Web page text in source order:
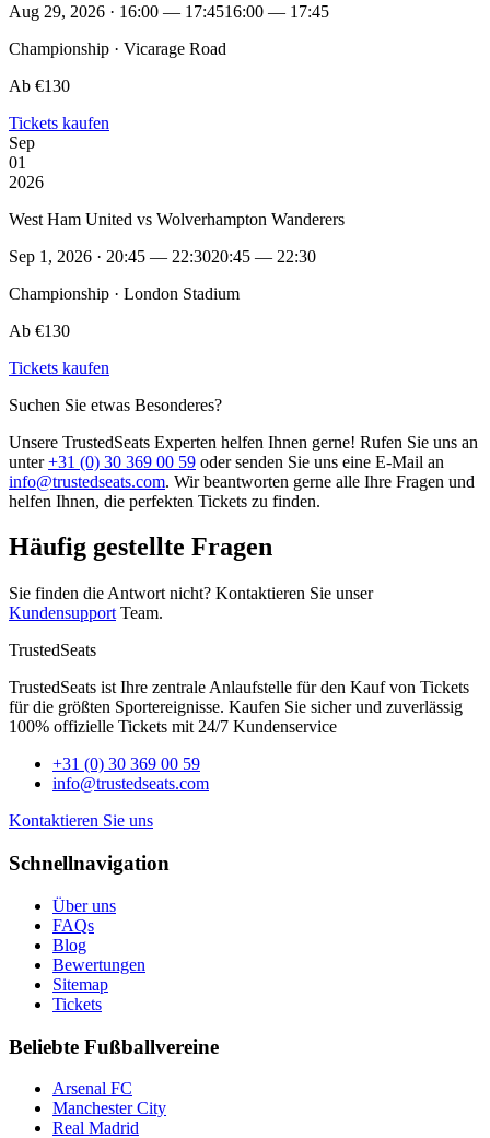
Aug 29, 2026 · 16:00 — 17:4516:00 — 17:45
Championship · Vicarage Road
Ab €130
Tickets kaufen
Sep
01
2026
West Ham United vs Wolverhampton Wanderers
Sep 1, 2026 · 20:45 — 22:3020:45 — 22:30
Championship · London Stadium
Ab €130
Tickets kaufen
Suchen Sie etwas Besonderes?
Unsere TrustedSeats Experten helfen Ihnen gerne! Rufen Sie uns an
unter+31 (0) 30 369 00 59 oder senden Sie uns eine E-Mail an
info@trustedseats.com. Wir beantworten gerne alle Ihre Fragen und
helfen Ihnen, die perfekten Tickets zu finden.
Häufig gestellte Fragen
Sie finden die Antwort nicht? Kontaktieren Sie unser
Kundensupport Team.
TrustedSeats
TrustedSeats ist Ihre zentrale Anlaufstelle für den Kauf von Tickets
für die größten Sportereignisse. Kaufen Sie sicher und zuverlässig
100% offizielle Tickets mit 24/7 Kundenservice
+31 (0) 30 369 00 59
info@trustedseats.com
Kontaktieren Sie uns
Schnellnavigation
Über uns
FAQs
Blog
Bewertungen
Sitemap
Tickets
Beliebte Fußballvereine
Arsenal FC
Manchester City
Real Madrid